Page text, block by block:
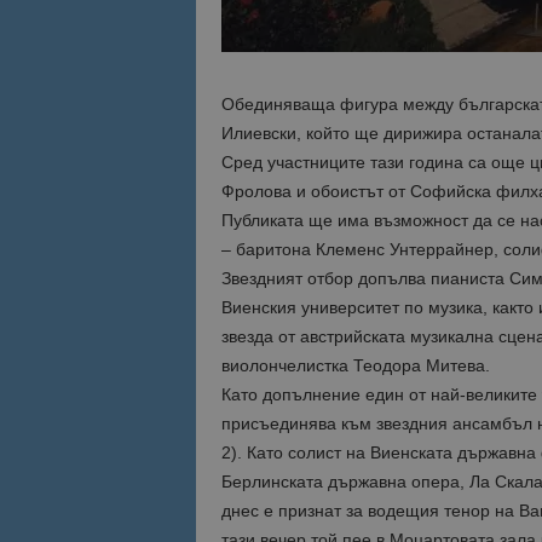
Обединяваща фигура между
Илиевски, който ще дирижира
Сред участниците тази година са още
Фролова и обоистът от Софийска
Публиката ще има възможност да се
– баритона Клеменс Унтеррайнер,
Звездният отбор допълва пианиста
Виенския университет по музика,
звезда от австрийската музикална
виолончелистка Теодора Митева.
Като допълнение един от най-
присъединява към звездния ансамбъл
2). Като солист на Виенската
Берлинската държавна опера, Ла
днес е признат за водещия тенор на
is_visitor_unique
is_unique
_ga_B09EBBY8PY
_ga_WXPDN4HSCV
_ga_FK650GXHRZ
_ga
Име